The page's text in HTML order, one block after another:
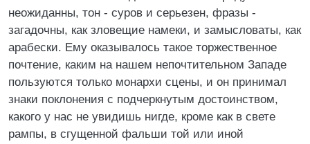
неожиданны, тон - суров и серьезен, фразы -
загадочны, как зловещие намеки, и замысловаты, как
арабески. Ему оказывалось такое торжественное
почтение, каким на нашем непочтительном Западе
пользуются только монархи сцены, и он принимал
знаки поклонения с подчеркнутым достоинством,
какого у нас не увидишь нигде, кроме как в свете
рампы, в сгущенной фальши той или иной